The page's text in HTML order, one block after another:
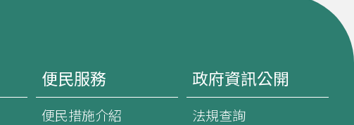
便民服務
便民措施介紹
政府資訊公開
法規查詢